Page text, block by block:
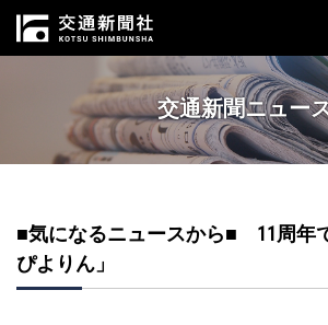
交通新聞ニュー
■気になるニュースから■ 11周年
ぴよりん」